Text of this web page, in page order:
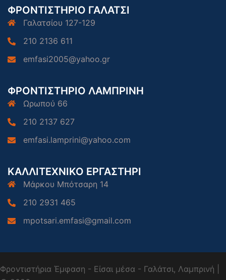
ΦΡΟΝΤΙΣΤΗΡΙΟ ΓΑΛΑΤΣΙ
Γαλατσίου 127-129
210 2136 611
emfasi2005@yahoo.gr
ΦΡΟΝΤΙΣΤΗΡΙΟ ΛΑΜΠΡΙΝΗ
Ωρωπού 66
210 2137 627
emfasi.lamprini@yahoo.com
ΚΑΛΛΙΤΕΧΝΙΚΟ ΕΡΓΑΣΤΗΡΙ
Μάρκου Μπότσαρη 14
210 2931 465
mpotsari.emfasi@gmail.com
Φροντιστήρια Έμφαση - Είσαι μέσα - Γαλάτσι, Λαμπρινή |